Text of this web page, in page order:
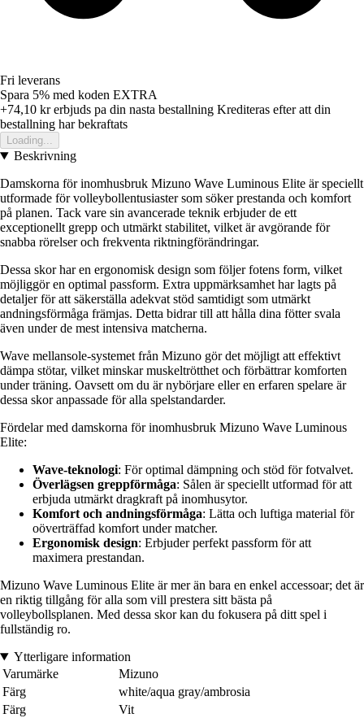
Fri leverans
Spara 5% med koden EXTRA
+74,10 krerbjuds pa din nasta bestallning Krediteras efter att din
bestallning har bekraftats
Loading...
Beskrivning
Damskorna för inomhusbruk Mizuno Wave Luminous Elite är speciellt
utformade för volleybollentusiaster som söker prestanda och komfort
på planen. Tack vare sin avancerade teknik erbjuder de ett
exceptionellt grepp och utmärkt stabilitet, vilket är avgörande för
snabba rörelser och frekventa riktningförändringar.
Dessa skor har en ergonomisk design som följer fotens form, vilket
möjliggör en optimal passform. Extra uppmärksamhet har lagts på
detaljer för att säkerställa adekvat stöd samtidigt som utmärkt
andningsförmåga främjas. Detta bidrar till att hålla dina fötter svala
även under de mest intensiva matcherna.
Wave mellansole-systemet från Mizuno gör det möjligt att effektivt
dämpa stötar, vilket minskar muskeltrötthet och förbättrar komforten
under träning. Oavsett om du är nybörjare eller en erfaren spelare är
dessa skor anpassade för alla spelstandarder.
Fördelar med damskorna för inomhusbruk Mizuno Wave Luminous
Elite:
Wave-teknologi: För optimal dämpning och stöd för fotvalvet.
Överlägsen greppförmåga: Sålen är speciellt utformad för att
erbjuda utmärkt dragkraft på inomhusytor.
Komfort och andningsförmåga: Lätta och luftiga material för
oöverträffad komfort under matcher.
Ergonomisk design: Erbjuder perfekt passform för att
maximera prestandan.
Mizuno Wave Luminous Elite är mer än bara en enkel accessoar; det är
en riktig tillgång för alla som vill prestera sitt bästa på
volleybollsplanen. Med dessa skor kan du fokusera på ditt spel i
fullständig ro.
Ytterligare information
Varumärke
Mizuno
Färg
white/aqua gray/ambrosia
Färg
Vit